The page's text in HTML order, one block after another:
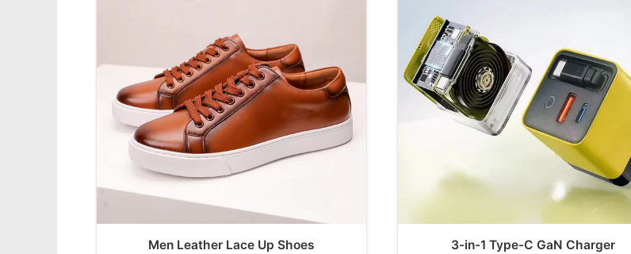
Men Leather Lace Up Shoes 3-in-1 Type-C GaN Charger